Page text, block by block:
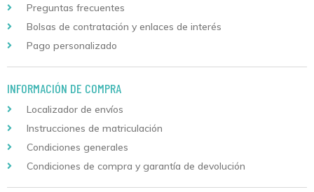
Preguntas frecuentes
Bolsas de contratación y enlaces de interés
Pago personalizado
INFORMACIÓN DE COMPRA
Localizador de envíos
Instrucciones de matriculación
Condiciones generales
Condiciones de compra y garantía de devolución